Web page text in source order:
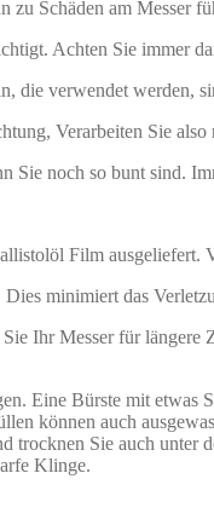
zu Schäden am Messer
Achten Sie immer
die verwendet
Verarbeiten Sie
Sie noch so bunt sind.
Film
minimiert das
Ihr Messer für
Eine Bürste mit etwas
können auch
trocknen Sie auch
Klinge.